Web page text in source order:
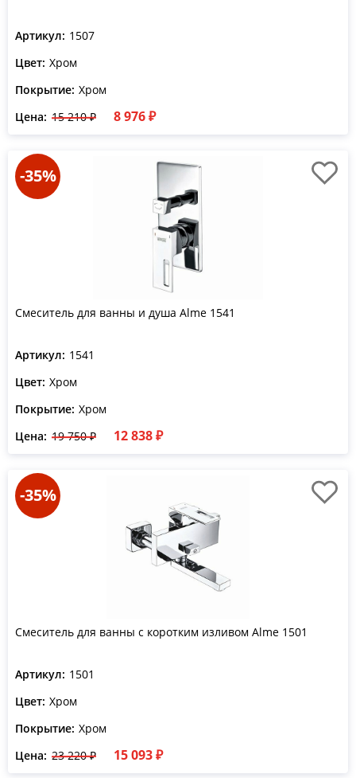
Артикул: 1507
Цвет: Хром
Покрытие: Хром
Цена: 15 210 ₽ 8 976 ₽
-35%
Смеситель для ванны и душа Alme 1541
Артикул: 1541
Цвет: Хром
Покрытие: Хром
Цена: 19 750 ₽ 12 838 ₽
-35%
Смеситель для ванны с коротким изливом Alme 1501
Артикул: 1501
Цвет: Хром
Покрытие: Хром
Цена: 23 220 ₽ 15 093 ₽